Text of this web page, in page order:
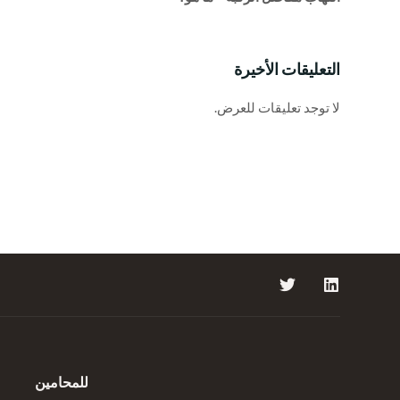
التعليقات الأخيرة
لا توجد تعليقات للعرض.
للمحامين